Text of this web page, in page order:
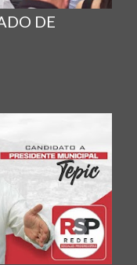
DE